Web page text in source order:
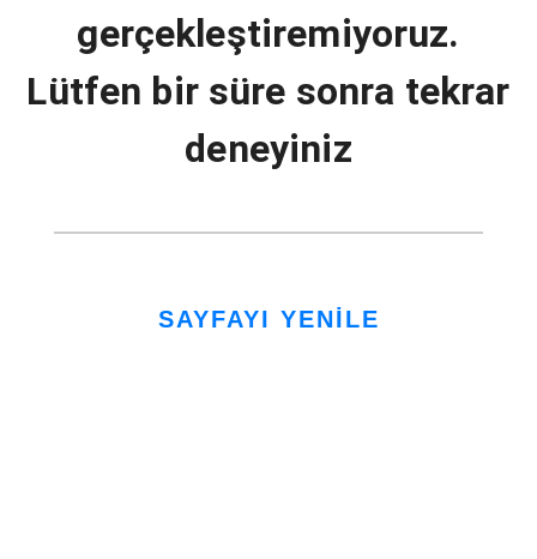
gerçekleştiremiyoruz.
Lütfen bir süre sonra tekrar
deneyiniz
SAYFAYI YENİLE